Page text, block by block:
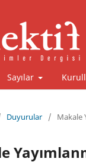
Sayılar
Duyurular / Makale